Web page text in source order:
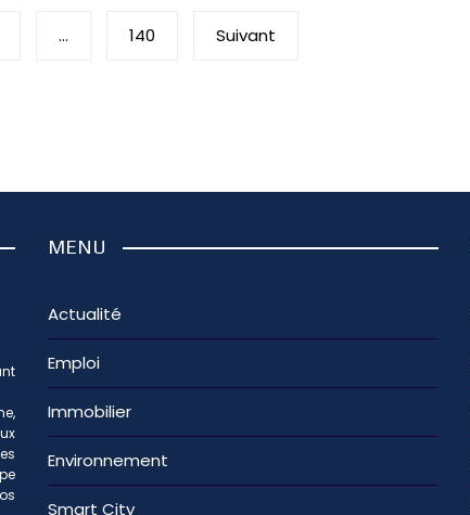
… 140 Suivant
MENU
Actualité
Emploi
Immobilier
Environnement
Smart City